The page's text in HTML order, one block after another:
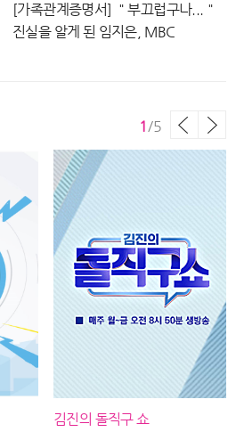
[가족관계증명서] ＂부끄럽구나...＂
진실을 알게 된 임지은, MBC
김진의 돌직구 쇼
1/5